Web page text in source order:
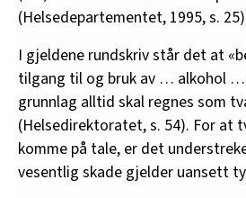
(Helsedepartementet, 1995, s.
I gjeldene rundskriv står det at
tilgang til og bruk av … alkohol
grunnlag alltid skal regnes som
(Helsedirektoratet, s. 54). For at
komme på tale, er det
vesentlig skade gjelder uansett